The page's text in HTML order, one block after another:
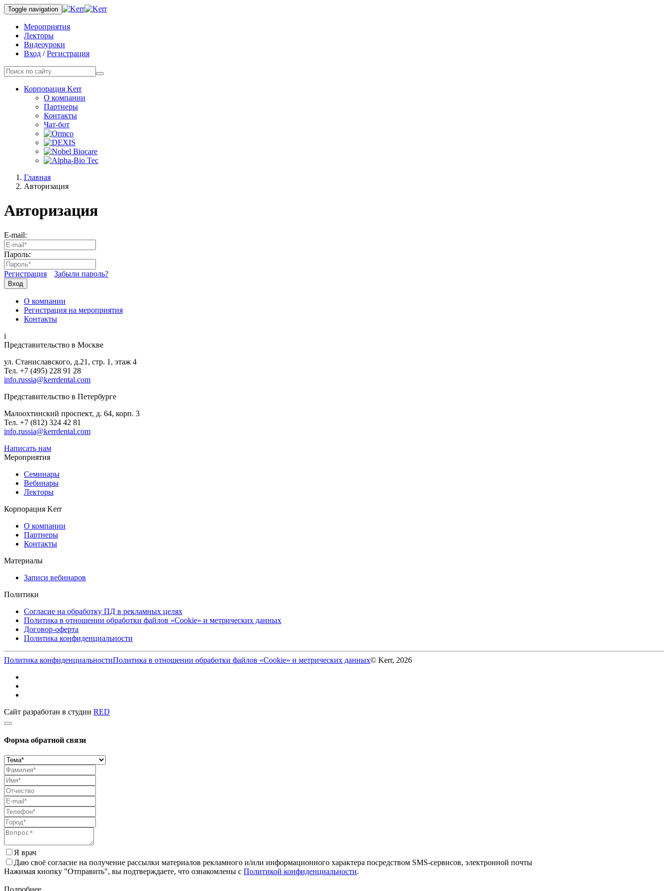
Toggle navigation
Мероприятия
Лекторы
Видеоуроки
Вход /Регистрация
Корпорация Kerr
О компании
Партнеры
Контакты
Чат-бот
Главная
Авторизация
Авторизация
E-mail:
Пароль:
Регистрация Забыли пароль?
Вход
О компании
Регистрация на мероприятия
Контакты
i
Представительство в Москве
ул. Станиславского, д.21, стр. 1, этаж 4
Тел. +7 (495) 228 91 28
info.russia@kerrdental.com
Представительство в Петербурге
Малоохтинский проспект, д. 64, корп. 3
Тел. +7 (812) 324 42 81
info.russia@kerrdental.com
Написать нам
Мероприятия
Семинары
Вебинары
Лекторы
Корпорация Kerr
О компании
Партнеры
Контакты
Материалы
Записи вебинаров
Политики
Согласие на обработку ПД в рекламных целях
Политика в отношении обработки файлов «Cookie» и метрических данных
Договор-оферта
Политика конфиденциальности
Политика конфиденциальностиПолитика в отношении обработки файлов «Cookie» и метрических данных© Kerr, 2026
Сайт разработан в студии RED
Форма обратной связи
Я врач
Даю своё согласие на получение рассылки материалов рекламного и/или информационного характера посредством SMS-сервисов, электронной почты
Нажимая кнопку "Отправить", вы подтверждаете, что ознакомлены с Политикой конфиденциальности.